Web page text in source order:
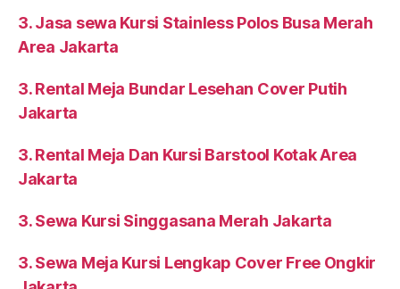
3. Jasa sewa Kursi Stainless Polos Busa Merah
Area Jakarta
3. Rental Meja Bundar Lesehan Cover Putih
Jakarta
3. Rental Meja Dan Kursi Barstool Kotak Area
Jakarta
3. Sewa Kursi Singgasana Merah Jakarta
3. Sewa Meja Kursi Lengkap Cover Free Ongkir